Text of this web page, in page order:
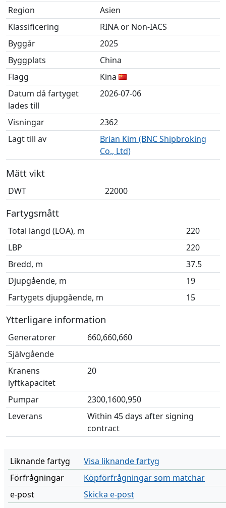
Region
Asien
Klassificering
RINA or Non-IACS
Byggår
2025
Byggplats
China
Flagg
Kina
Datum då fartyget
lades till
2026-07-06
Visningar
2362
Lagt till av
Brian Kim (BNC Shipbroking
Co., Ltd)
Mätt vikt
DWT 22000
Fartygsmått
Total längd (LOA), m
220
LBP
220
Bredd, m
37.5
Djupgående, m
19
Fartygets djupgående, m
15
Ytterligare information
Generatorer
660,660,660
Självgående
Kranens
lyftkapacitet
20
Pumpar
2300,1600,950
Leverans
Within 45 days after signing
contract
Liknande fartyg
Visa liknande fartyg
Förfrågningar
Köpförfrågningar som matchar
e-post
Skicka e-post